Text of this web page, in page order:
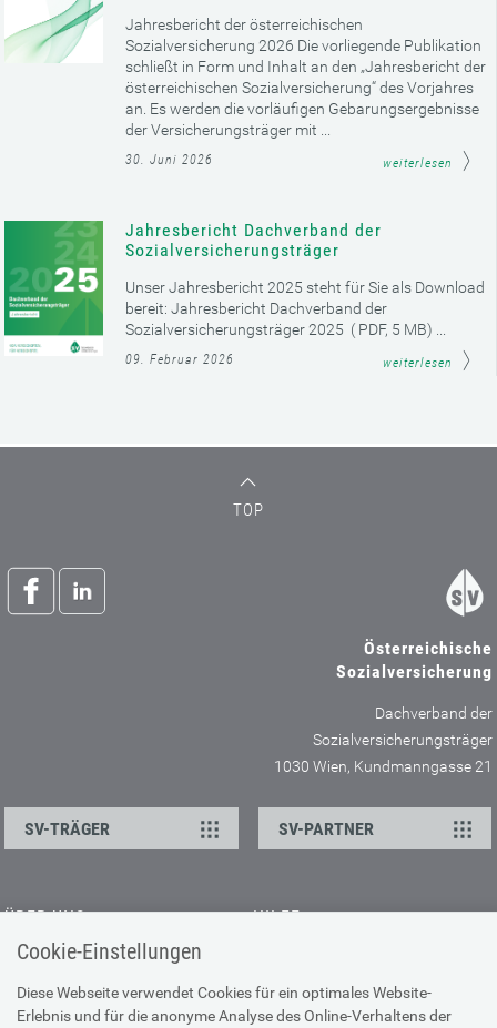
Cookie-Einstellungen
Diese Webseite verwendet Cookies für ein optimales Website-
Erlebnis und für die anonyme Analyse des Online-Verhaltens der
Jahresbericht der österreichischen
Sozialversicherung 2026 Die vorliegende Publikation
schließt in Form und Inhalt an den „Jahresbericht der
österreichischen Sozialversicherung“ des Vorjahres
an. Es werden die vorläufigen Gebarungsergebnisse
der Versicherungsträger mit ...
30. Juni 2026 weiterlesen
Jahresbericht Dachverband der
Sozialversicherungsträger
Unser Jahresbericht 2025 steht für Sie als Download
bereit: Jahresbericht Dachverband der
Sozialversicherungsträger 2025 ( PDF, 5 MB) ...
09. Februar 2026 weiterlesen
TOP
Österreichische
Sozialversicherung
Dachverband der
Sozialversicherungsträger
1030 Wien, Kundmanngasse 21
SV-TRÄGER SV-PARTNER
ÜBER UNS
Kontakt
Offene Stellen
Presse
HILFE
Browser-Info & Sicherheit
Hilfe zur Suche